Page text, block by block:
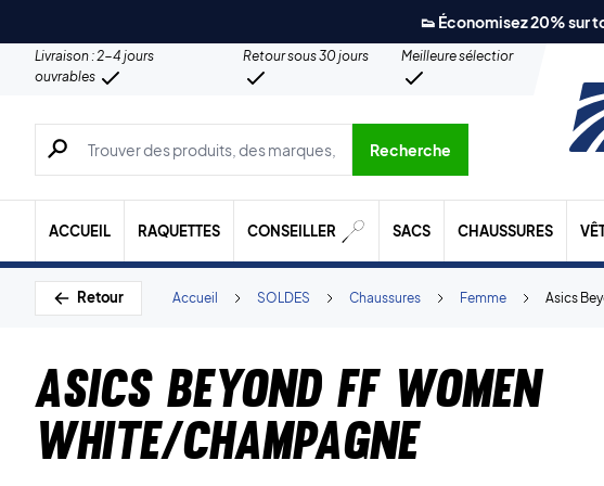
👟 Économisez 20% sur
Livraison : 2-4 jours
ouvrables
Retour sous 30 jours
Meilleure sélection
Recherche de produits, de marques, etc.
Recherche
ACCUEIL RAQUETTES CONSEILLER SACS CHAUSSURES
Retour Asics
Femme
Chaussures
SOLDES
Accueil
Asics Beyond FF Women
White/Champagne